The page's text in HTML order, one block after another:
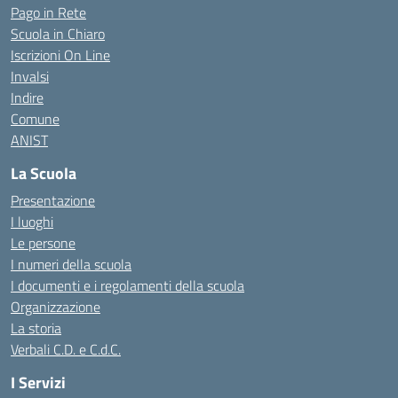
Pago in Rete
Scuola in Chiaro
Iscrizioni On Line
Invalsi
Indire
Comune
ANIST
La Scuola
Presentazione
I luoghi
Le persone
I numeri della scuola
I documenti e i regolamenti della scuola
Organizzazione
La storia
Verbali C.D. e C.d.C.
I Servizi